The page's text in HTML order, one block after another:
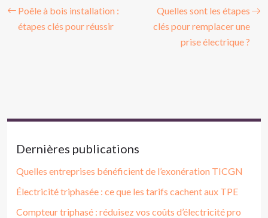
Poêle à bois installation :
étapes clés pour réussir
Quelles sont les étapes
clés pour remplacer une
prise électrique ?
Dernières publications
Quelles entreprises bénéficient de l’exonération TICGN
Électricité triphasée : ce que les tarifs cachent aux TPE
Compteur triphasé : réduisez vos coûts d’électricité pro